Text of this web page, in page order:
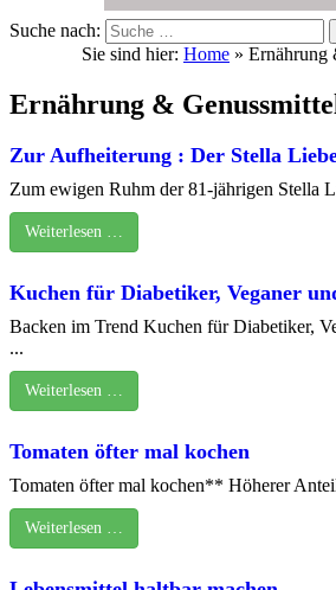
Suche nach:
Sie sind hier: Home » Ernährung
Ernährung &
Zur Aufheiterung : Der Stella
Zum ewigen Ruhm der 81-jährigen Stella
Weiterlesen …
Kuchen für Diabetiker, Veganer
Backen im Trend Kuchen für Diabetiker,
...
Weiterlesen …
Tomaten öfter mal kochen
Tomaten öfter mal kochen** Höherer
Weiterlesen …